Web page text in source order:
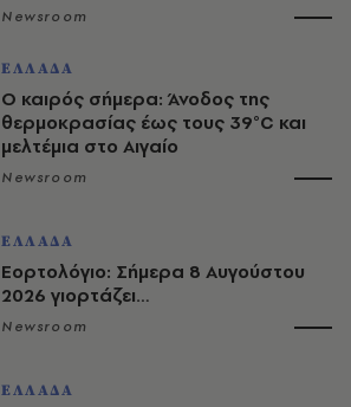
Newsroom
ΕΛΛΑΔΑ
Ο καιρός σήμερα: Άνοδος της
θερμοκρασίας έως τους 39°C και
μελτέμια στο Αιγαίο
Newsroom
ΕΛΛΑΔΑ
Εορτολόγιο: Σήμερα 8 Αυγούστου
2026 γιορτάζει…
Newsroom
ΕΛΛΑΔΑ